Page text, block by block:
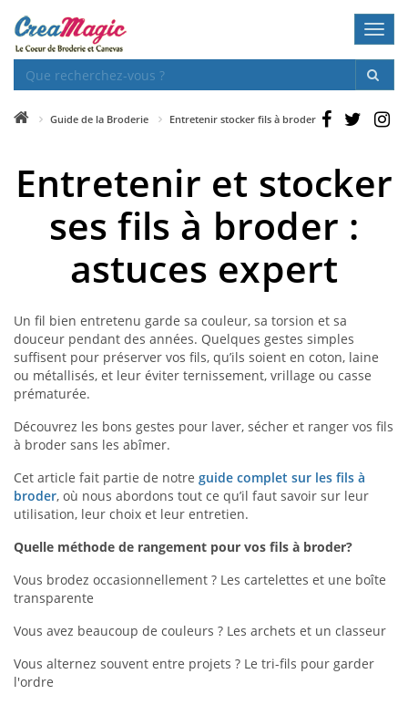
Guide de la Broderie Entretenir stocker fils à broder
Entretenir et stocker
ses fils à broder :
astuces expert
Un fil bien entretenu garde sa couleur, sa torsion et sa
douceur pendant des années. Quelques gestes simples
suffisent pour préserver vos fils, qu’ils soient en coton, laine
ou métallisés, et leur éviter ternissement, vrillage ou casse
prématurée.
Découvrez les bons gestes pour laver, sécher et ranger vos fils
à broder sans les abîmer.
Cet article fait partie de notre guide complet sur les fils à
broder, où nous abordons tout ce qu’il faut savoir sur leur
utilisation, leur choix et leur entretien.
Quelle méthode de rangement pour vos fils à broder?
Vous brodez occasionnellement ? Les cartelettes et une boîte
transparente
Vous avez beaucoup de couleurs ? Les archets et un classeur
Vous alternez souvent entre projets ? Le tri-fils pour garder
l'ordre